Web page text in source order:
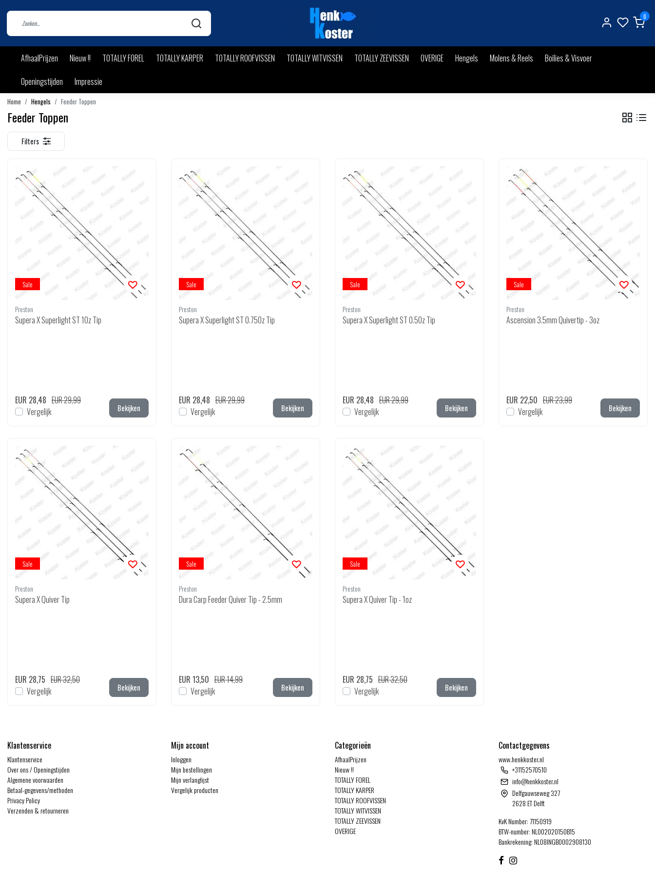
0
AfhaalPrijzen Nieuw !! TOTALLY FOREL TOTALLY KARPER TOTALLY ROOFVISSEN TOTALLY WITVISSEN TOTALLY ZEEVISSEN OVERIGE Hengels Molens & Reels
Boilies & Visvoer
Openingstijden
Impressie
Home Hengels Feeder Toppen
Feeder Toppen
Filters
Sale
Preston
Supera X Superlight ST 1Oz Tip
EUR 28,48 EUR 29,99
Vergelijk
Bekijken
Sale
Preston
Supera X Superlight ST 0.75Oz Tip
EUR 28,48 EUR 29,99
Vergelijk
Bekijken
Sale
Preston
Supera X Superlight ST 0.5Oz Tip
EUR 28,48 EUR 29,99
Vergelijk
Bekijken
Sale
Preston
Ascension 3.5mm Quivertip - 3oz
EUR 22,50 EUR 23,99
Vergelijk
Bekijken
Sale
Preston
Supera X Quiver Tip
EUR 28,75 EUR 32,50
Vergelijk
Bekijken
Sale
Preston
Dura Carp Feeder Quiver Tip - 2.5mm
EUR 13,50 EUR 14,99
Vergelijk
Bekijken
Sale
Preston
Supera X Quiver Tip - 1oz
EUR 28,75 EUR 32,50
Vergelijk
Bekijken
Klantenservice
Klantenservice
Over ons / Openingstijden
Algemene voorwaarden
Betaal-gegevens/methoden
Privacy Policy
Verzenden & retourneren
Mijn account
Inloggen
Mijn bestellingen
Mijn verlanglijst
Vergelijk producten
Categorieën
AfhaalPrijzen
Nieuw !!
TOTALLY FOREL
TOTALLY KARPER
TOTALLY ROOFVISSEN
TOTALLY WITVISSEN
TOTALLY ZEEVISSEN
OVERIGE
Contactgegevens
www.henkkoster.nl
+31152570510
info@henkkoster.nl
Delfgauwseweg 327
2628 ET Delft
KvK Number: 71150919
BTW-number: NL002020150B15
Bankrekening: NL08INGB0002908130